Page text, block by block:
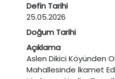
Defin Tarihi
25.05.2026
Doğum Tarihi
Açıklama
Aslen Dikici Köyünden
Mahallesinde İkamet